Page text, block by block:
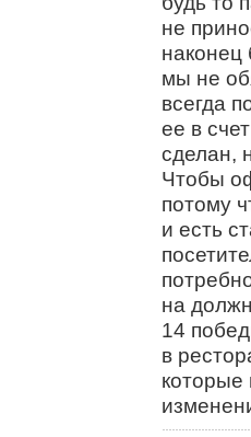
не
наконец
мы не
всегда
ее в
сделан,
Чтобы
потому
и есть
на
14
в
которые